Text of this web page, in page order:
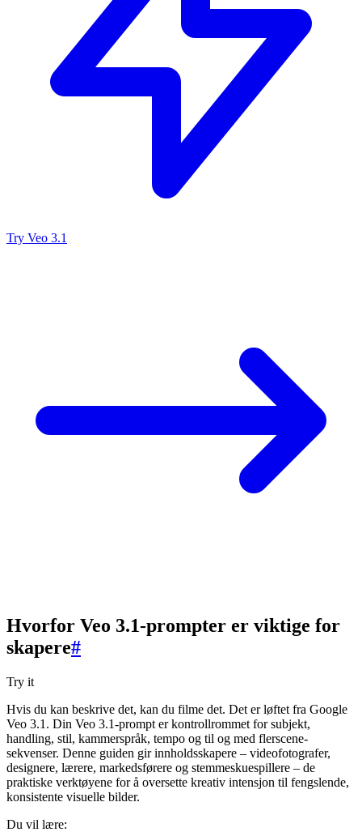
Try Veo 3.1
Hvorfor Veo 3.1-prompter er viktige for
skapere#
Try it
Hvis du kan beskrive det, kan du filme det. Det er løftet fra Google
Veo 3.1. Din Veo 3.1-prompt er kontrollrommet for subjekt,
handling, stil, kammerspråk, tempo og til og med flerscene-
sekvenser. Denne guiden gir innholdsskapere – videofotografer,
designere, lærere, markedsførere og stemmeskuespillere – de
praktiske verktøyene for å oversette kreativ intensjon til fengslende,
konsistente visuelle bilder.
Du vil lære: